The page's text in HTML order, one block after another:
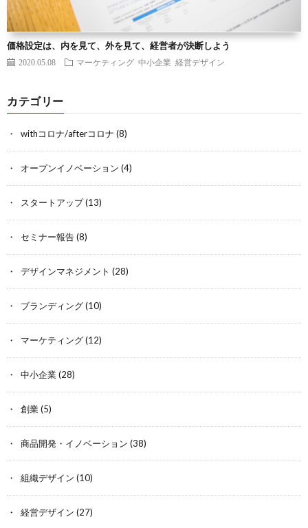
価格設定は、内を見て、外を見て、経営者が決断しよう
2020.05.08 マーケティング 中小企業 経営デザイン
カテゴリー
withコロナ/afterコロナ (8)
オープンイノベーション (4)
スタートアップ(13)
セミナー報告(8)
デザインマネジメント (28)
ブランディング(10)
マーケティング(12)
中小企業(28)
創業(5)
商品開発・イノベーション (38)
組織デザイン (10)
経営デザイン (27)